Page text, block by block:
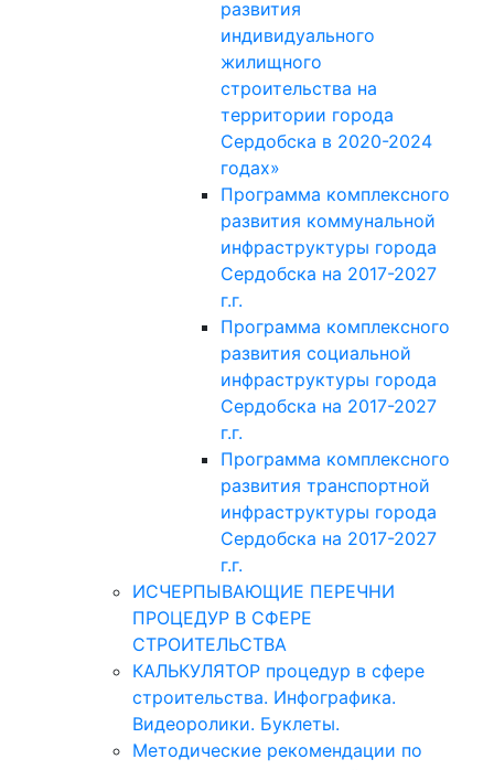
развития
индивидуального
жилищного
строительства на
территории города
Сердобска в 2020-2024
годах»
Программа комплексного
развития коммунальной
инфраструктуры города
Сердобска на 2017-2027
г.г.
Программа комплексного
развития социальной
инфраструктуры города
Сердобска на 2017-2027
г.г.
Программа комплексного
развития транспортной
инфраструктуры города
Сердобска на 2017-2027
г.г.
ИСЧЕРПЫВАЮЩИЕ ПЕРЕЧНИ
ПРОЦЕДУР В СФЕРЕ
СТРОИТЕЛЬСТВА
КАЛЬКУЛЯТОР процедур в сфере
строительства. Инфографика.
Видеоролики. Буклеты.
Методические рекомендации по